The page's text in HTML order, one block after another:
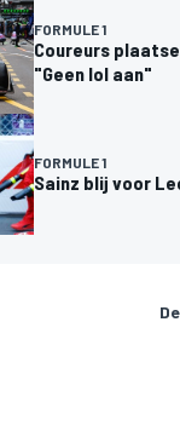
FORMULE 1
Coureurs
"Geen lol aan"
FORMULE 1
Sainz blij voor